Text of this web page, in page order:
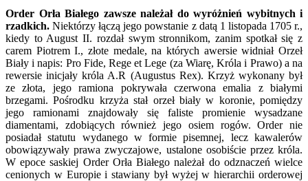
Order Orła Białego zawsze należał do wyróżnień wybitnych i
rzadkich. Niektórzy łączą jego powstanie z datą 1 listopada 1705 r.,
kiedy to August II. rozdał swym stronnikom, zanim spotkał się z
carem Piotrem I., złote medale, na których awersie widniał Orzeł
Biały i napis: Pro Fide, Rege et Lege (za Wiarę, Króla i Prawo) a na
rewersie inicjały króla A.R (Augustus Rex). Krzyż wykonany był
ze złota, jego ramiona pokrywała czerwona emalia z białymi
brzegami. Pośrodku krzyża stał orzeł biały w koronie, pomiędzy
jego ramionami znajdowały się faliste promienie wysadzane
diamentami, zdobiących również jego osiem rogów. Order nie
posiadał statutu wydanego w formie pisemnej, lecz kawalerów
obowiązywały prawa zwyczajowe, ustalone osobiście przez króla.
W epoce saskiej Order Orła Białego należał do odznaczeń wielce
cenionych w Europie i stawiany był wyżej w hierarchii orderowej